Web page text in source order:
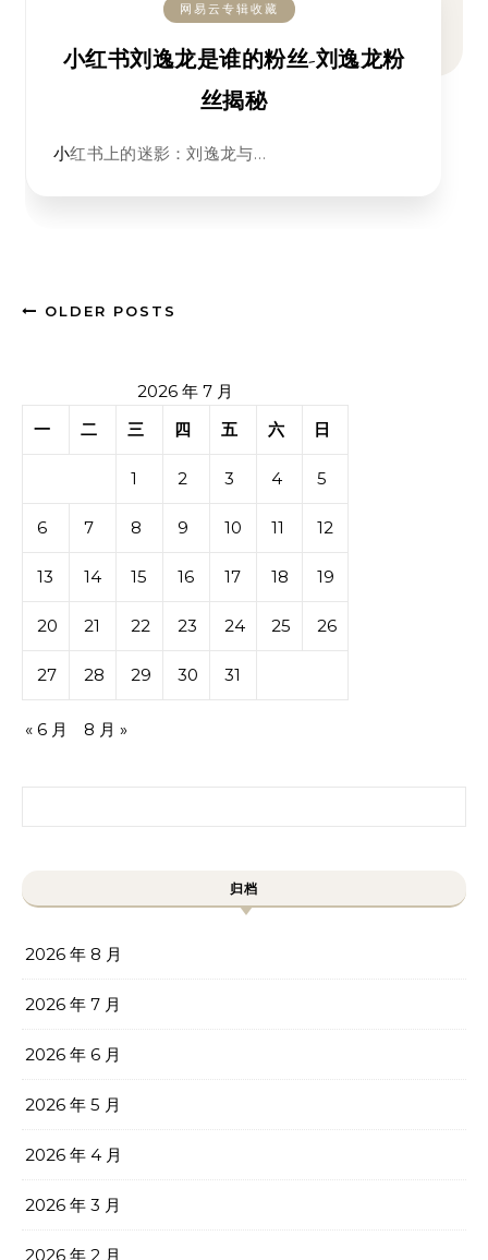
网易云专辑收藏
小红书刘逸龙是谁的粉丝-刘逸龙粉
丝揭秘
小红书上的迷影：刘逸龙与…
OLDER POSTS
2026 年 7 月
一
二 三 四 五 六 日
1 2 3 4 5
6 7 8 9 10 11 12
13 14 15 16 17 18 19
20 21 22 23 24 25 26
27 28 29 30 31
« 6 月 8 月 »
归档
2026 年 8 月
2026 年 7 月
2026 年 6 月
2026 年 5 月
2026 年 4 月
2026 年 3 月
2026 年 2 月